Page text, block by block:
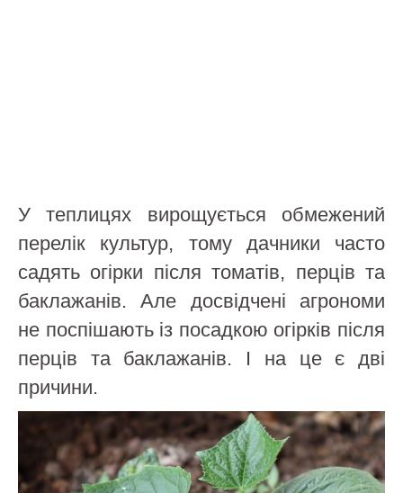
У теплицях вирощується обмежений
перелік культур, тому дачники часто
садять огірки після томатів, перців та
баклажанів. Але досвідчені агрономи
не поспішають із посадкою огірків після
перців та баклажанів. І на це є дві
причини.